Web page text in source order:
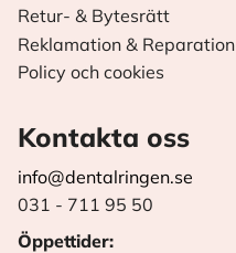
Retur- & Bytesrätt
Reklamation & Reparation
Policy och cookies
Kontakta oss
info@dentalringen.se
031 - 711 95 50
Öppettider: